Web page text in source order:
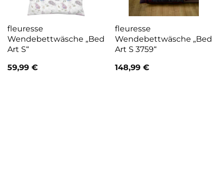
fleuresse
Wendebettwäsche „Bed
Art S“
59,99 €
fleuresse
Wendebettwäsche „Bed
Art S 3759“
148,99 €